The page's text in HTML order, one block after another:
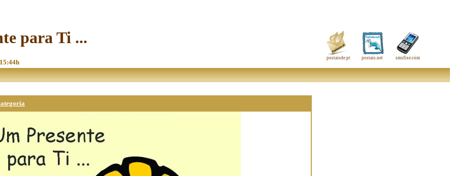
para Ti ...
postaisde.pt postais.net smsfixe.com